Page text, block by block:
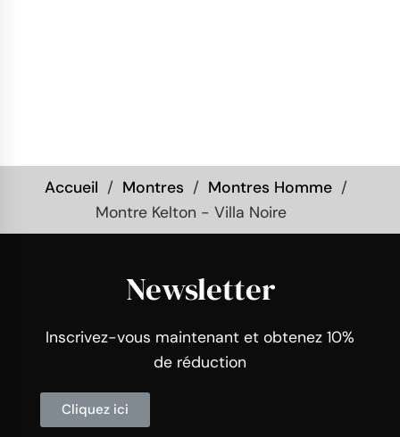
Accueil Montres
Montres Homme
Montre Kelton - Villa Noire
Newsletter
Inscrivez-vous maintenant et obtenez 10%
de réduction
Cliquez ici